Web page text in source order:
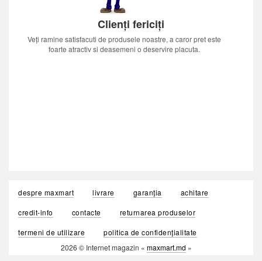
Clienți fericiți
Veți ramine satisfacuti de produsele noastre, a caror pret este
foarte atractiv si deasemeni o deservire placuta.
despre maxmart livrare garanția
achitare
credit-info
contacte
returnarea produselor
termeni de utilizare
politica de confidențialitate
2026 © Internet magazin « maxmart.md »